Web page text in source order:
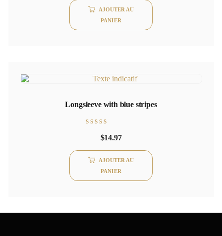
AJOUTER AU
PANIER
Longsleeve with blue stripes
sur
5
$14.97
AJOUTER AU
PANIER